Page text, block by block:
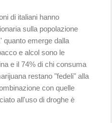
di italiani hanno
sulla popolazione
quanto emerge dalla
e alcol sono le
e il 74% di chi consuma
restano "fedeli" alla
con quelle
all'uso di droghe è